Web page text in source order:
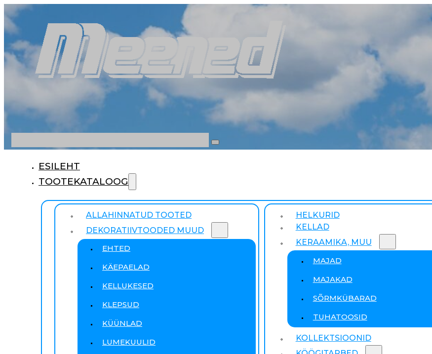
ESILEHT
TOOTEKATALOOG
ALLAHINNATUD TOOTED
DEKORATIIVTOODED MUUD
EHTED
KÄEPAELAD
KELLUKESED
KLEPSUD
KÜÜNLAD
LUMEKUULID
HELKURID
KELLAD
KERAAMIKA, MUU
MAJAD
MAJAKAD
SÕRMKÜBARAD
TUHATOOSID
KOLLEKTSIOONID